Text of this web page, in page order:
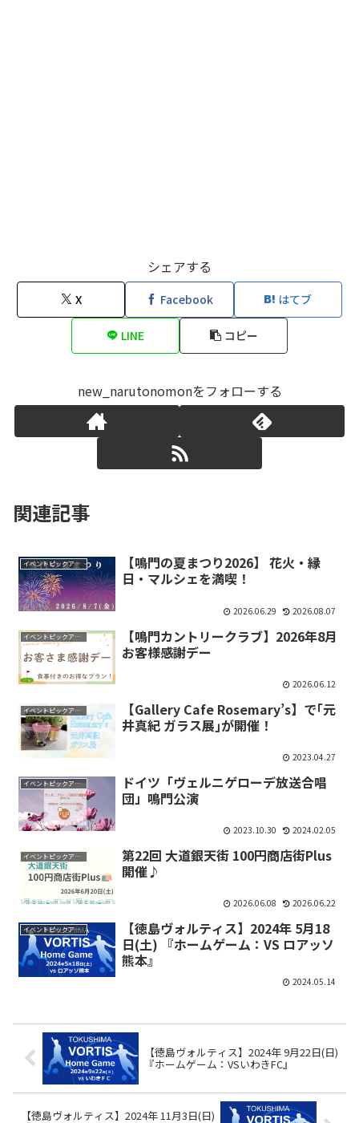
シェアする
X Facebook はてブ
LINE コピー
new_narutonomonをフォローする
関連記事
イベントピックアップ
【鳴門の夏まつり2026】 花火・縁
日・マルシェを満喫！
2026.06.29 2026.08.07
イベントピックアップ
【鳴門カントリークラブ】2026年8月
お客様感謝デー
2026.06.12
イベントピックアップ
【Gallery Cafe Rosemary’s】で｢元
井真紀 ガラス展｣が開催！
2023.04.27
イベントピックアップ
ドイツ「ヴェルニゲローデ放送合唱
団」鳴門公演
2023.10.30 2024.02.05
イベントピックアップ
第22回 大道銀天街 100円商店街Plus
開催♪
2026.06.08 2026.06.22
イベントピックアップ
【徳島ヴォルティス】2024年 5月18
日(土) 『ホームゲーム：VS ロアッソ
熊本』
2024.05.14
【徳島ヴォルティス】2024年 9月22日(日)
『ホームゲーム：VSいわきFC』
【徳島ヴォルティス】2024年 11月3日(日)